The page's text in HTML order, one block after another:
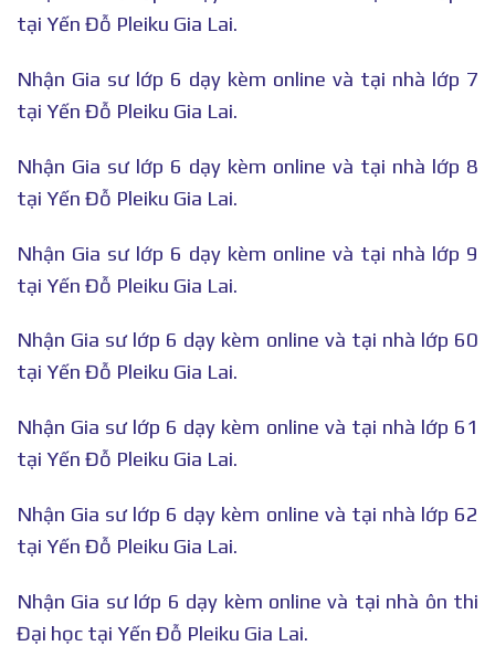
tại Yến Đỗ Pleiku Gia Lai.
Nhận Gia sư lớp 6 dạy kèm online và tại nhà lớp 7
tại Yến Đỗ Pleiku Gia Lai.
Nhận Gia sư lớp 6 dạy kèm online và tại nhà lớp 8
tại Yến Đỗ Pleiku Gia Lai.
Nhận Gia sư lớp 6 dạy kèm online và tại nhà lớp 9
tại Yến Đỗ Pleiku Gia Lai.
Nhận Gia sư lớp 6 dạy kèm online và tại nhà lớp 60
tại Yến Đỗ Pleiku Gia Lai.
Nhận Gia sư lớp 6 dạy kèm online và tại nhà lớp 61
tại Yến Đỗ Pleiku Gia Lai.
Nhận Gia sư lớp 6 dạy kèm online và tại nhà lớp 62
tại Yến Đỗ Pleiku Gia Lai.
Nhận Gia sư lớp 6 dạy kèm online và tại nhà ôn thi
Đại học tại Yến Đỗ Pleiku Gia Lai.